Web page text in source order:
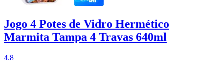
Jogo 4 Potes de Vidro Hermético
Marmita Tampa 4 Travas 640ml
4.8